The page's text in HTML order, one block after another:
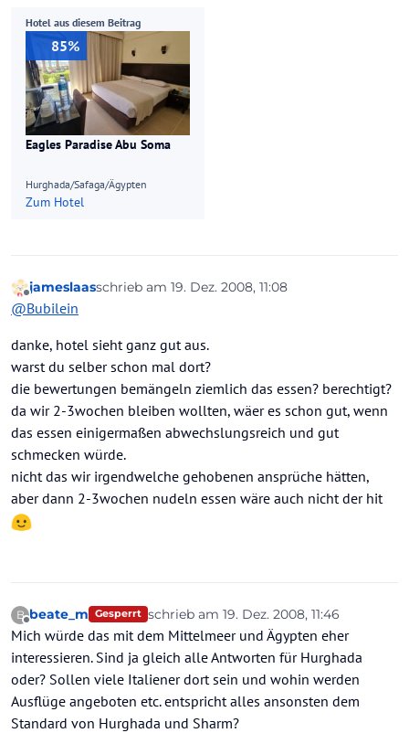
Hotel aus diesem Beitrag
85%
Eagles Paradise Abu Soma
Hurghada/Safaga/Ägypten
Zum Hotel
Offline
jameslaasschrieb am 19. Dez. 2008, 11:08
zuletzt editiert von
@Bubilein
danke, hotel sieht ganz gut aus.
warst du selber schon mal dort?
die bewertungen bemängeln ziemlich das essen? berechtigt?
da wir 2-3wochen bleiben wollten, wäer es schon gut, wenn
das essen einigermaßen abwechslungsreich und gut
schmecken würde.
nicht das wir irgendwelche gehobenen ansprüche hätten,
aber dann 2-3wochen nudeln essen wäre auch nicht der hit
B
Offline
beate_m Gesperrt schrieb am 19. Dez. 2008, 11:46
zuletzt editiert von
Mich würde das mit dem Mittelmeer und Ägypten eher
interessieren. Sind ja gleich alle Antworten für Hurghada
oder? Sollen viele Italiener dort sein und wohin werden
Ausflüge angeboten etc. entspricht alles ansonsten dem
Standard von Hurghada und Sharm?